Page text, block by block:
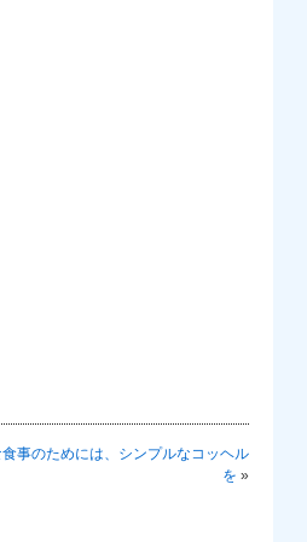
事のためには、シンプルなコッヘル
を »